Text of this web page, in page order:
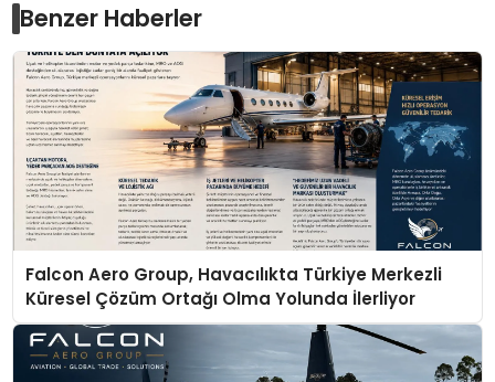
Benzer Haberler
Falcon Aero Group, Havacılıkta Türkiye Merkezli
Küresel Çözüm Ortağı Olma Yolunda İlerliyor